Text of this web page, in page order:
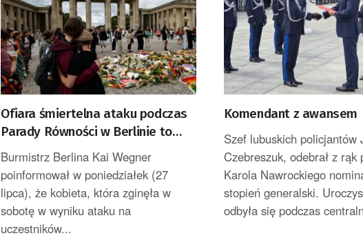
Ofiara śmiertelna ataku podczas
Parady Równości w Berlinie to
Polka
Burmistrz Berlina Kai Wegner
poinformował w poniedziałek (27
lipca), że kobieta, która zginęła w
sobotę w wyniku ataku na
uczestników...
Komendant z awansem
Szef lubuskich policjantów
Czebreszuk, odebrał z rąk
Karola Nawrockiego
stopień generalski.
odbyła się podczas